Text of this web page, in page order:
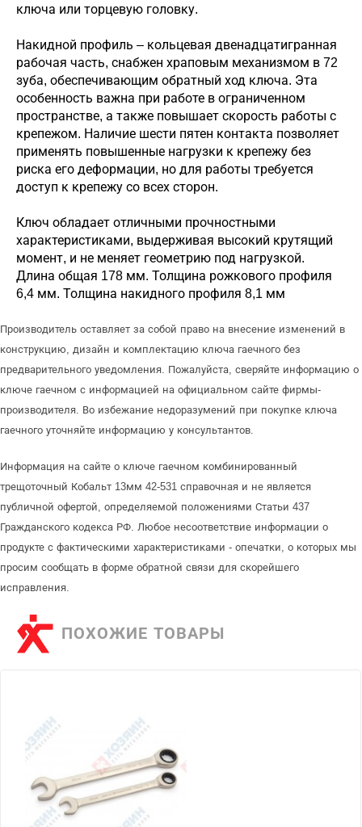
ключа или торцевую головку.
Накидной профиль – кольцевая двенадцатигранная
рабочая часть, снабжен храповым механизмом в 72
зуба, обеспечивающим обратный ход ключа. Эта
особенность важна при работе в ограниченном
пространстве, а также повышает скорость работы с
крепежом. Наличие шести пятен контакта позволяет
применять повышенные нагрузки к крепежу без
риска его деформации, но для работы требуется
доступ к крепежу со всех сторон.
Ключ обладает отличными прочностными
характеристиками, выдерживая высокий крутящий
момент, и не меняет геометрию под нагрузкой.
Длина общая 178 мм. Толщина рожкового профиля
6,4 мм. Толщина накидного профиля 8,1 мм
Производитель оставляет за собой право на внесение изменений в
конструкцию, дизайн и комплектацию ключа гаечного без
предварительного уведомления. Пожалуйста, сверяйте информацию о
ключе гаечном с информацией на официальном сайте фирмы-
производителя. Во избежание недоразумений при покупке ключа
гаечного уточняйте информацию у консультантов.
Информация на сайте о ключе гаечном комбинированный
трещоточный Кобальт 13мм 42-531 справочная и не является
публичной офертой, определяемой положениями Статьи 437
Гражданского кодекса РФ. Любое несоответствие информации о
продукте с фактическими характеристиками - опечатки, о которых мы
просим сообщать в форме обратной связи для скорейшего
исправления.
ПОХОЖИЕ ТОВАРЫ